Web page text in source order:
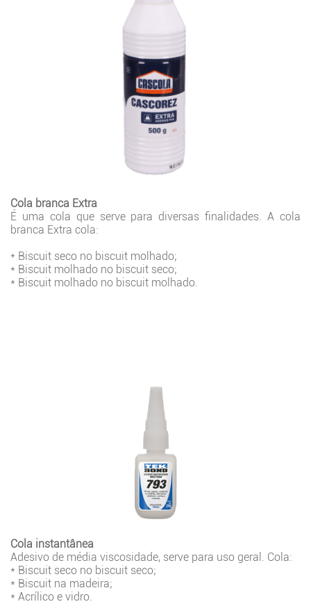
Cola branca Extra
É uma cola que serve para diversas finalidades. A cola
branca Extra cola:
* Biscuit seco no biscuit molhado;
* Biscuit molhado no biscuit seco;
* Biscuit molhado no biscuit molhado.
Cola instantânea
Adesivo de média viscosidade, serve para uso geral. Cola:
* Biscuit seco no biscuit seco;
* Biscuit na madeira;
* Acrílico e vidro.